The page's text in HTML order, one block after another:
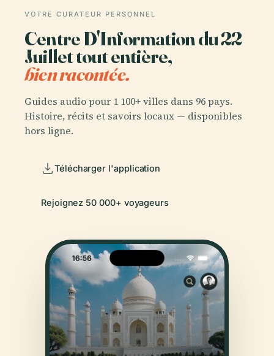
VOTRE CURATEUR PERSONNEL
Centre D'Information du 22
Juillet tout entière,
bien racontée.
Guides audio pour 1 100+ villes dans 96 pays.
Histoire, récits et savoirs locaux — disponibles
hors ligne.
Télécharger l'application
Rejoignez 50 000+ voyageurs